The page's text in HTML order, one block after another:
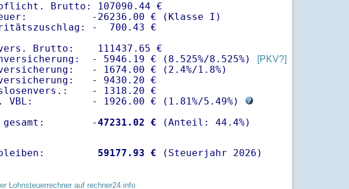
Brutto: 107090.44 €
-26236.00 € (Klasse I)
-  700.43 €
Brutto:    111437.65 €
- 5946.19 € (8.525%/8.525%)
[PKV?]
- 1674.00 € (2.4%/1.8%)
- 9430.20 €
- 1318.20 €
VBL:          - 1926.00 € ( 1.81%/5.49%)
gesamt:        -47231.02 €
bleiben: 59177.93 € (Steuerjahr 2026)
Lohnsteuerrechner auf rechner24.info